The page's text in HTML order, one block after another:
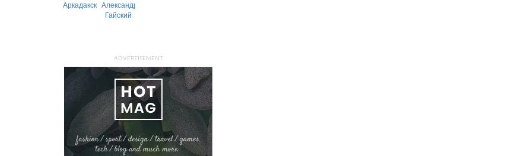
АркадакскийАлександрово-
Гайский
ADVERTISEMENT